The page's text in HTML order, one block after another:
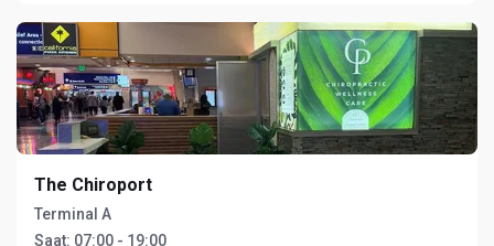
The Chiroport
Terminal A
Saat: 07:00 - 19:00